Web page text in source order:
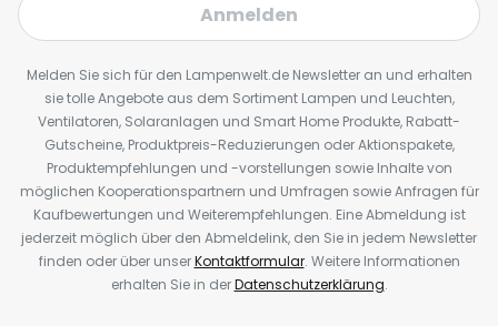
Anmelden
Melden Sie sich für den Lampenwelt.de Newsletter an und erhalten
sie tolle Angebote aus dem Sortiment Lampen und Leuchten,
Ventilatoren, Solaranlagen und Smart Home Produkte, Rabatt-
Gutscheine, Produktpreis-Reduzierungen oder Aktionspakete,
Produktempfehlungen und -vorstellungen sowie Inhalte von
möglichen Kooperationspartnern und Umfragen sowie Anfragen für
Kaufbewertungen und Weiterempfehlungen. Eine Abmeldung ist
jederzeit möglich über den Abmeldelink, den Sie in jedem Newsletter
finden oder über unserKontaktformular. Weitere Informationen
erhalten Sie in derDatenschutzerklärung.